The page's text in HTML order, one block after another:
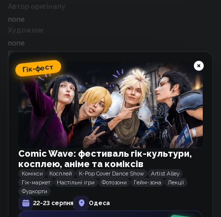
Автор оригіналу
none
Художник
none
Рік випуску
2020
Схожі тайтли
Дівчина-зайчик та Культ
Вебкомікс
Медова кров
Манхва
Гік-фест
Comic Wave: фестиваль гік-культури,
косплею, аніме та коміксів
Комікси Косплей K-Pop Cover Dance Show
Artist Alley
Гік-маркет
Настільні ігри Фотозони Гейм-зона
Лекції
Фудкорти
22-23 серпня
Одеса